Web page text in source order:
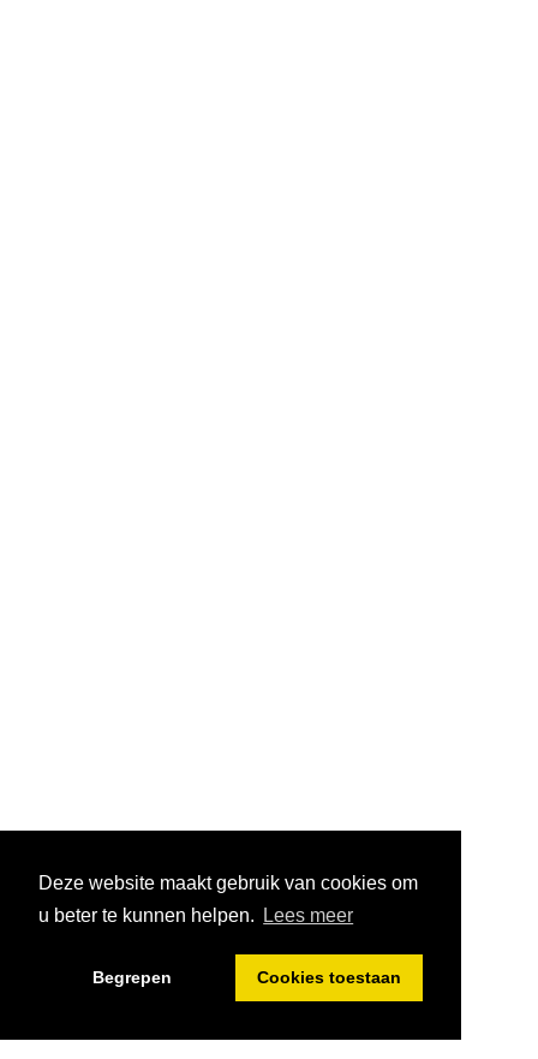
Deze website maakt gebruik van cookies om
u beter te kunnen helpen.
Lees meer
Begrepen Cookies toestaan